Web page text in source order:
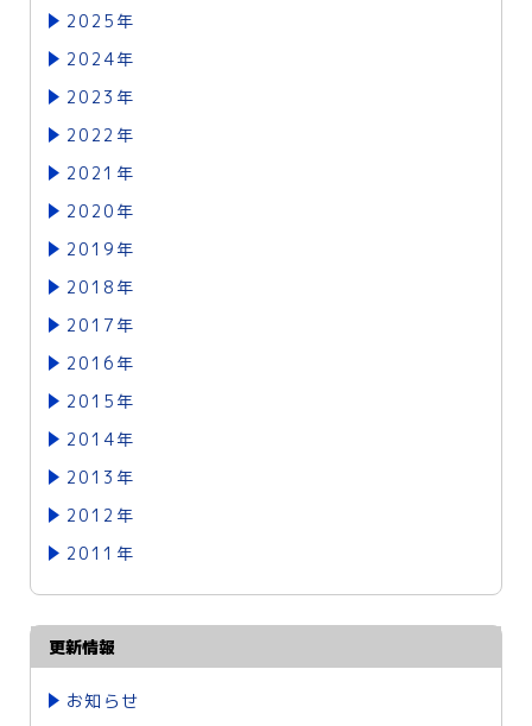
2025年
2024年
2023年
2022年
2021年
2020年
2019年
2018年
2017年
2016年
2015年
2014年
2013年
2012年
2011年
更新情報
お知らせ